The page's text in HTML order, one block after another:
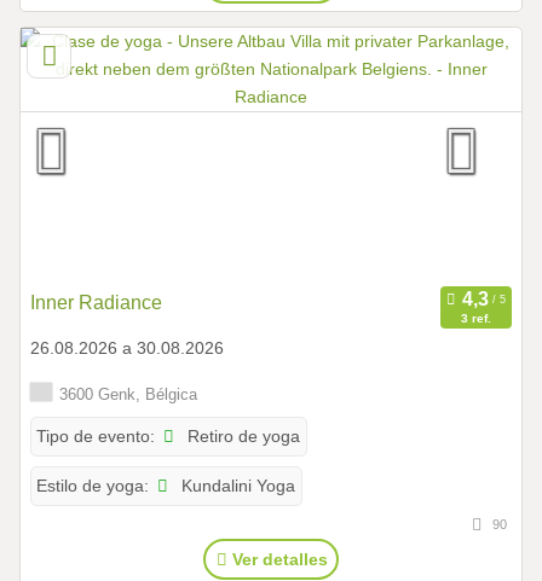
Inner Radiance
3 ref.
26.08.2026 a 30.08.2026
3600 Genk, Bélgica
Tipo de evento: Retiro de yoga
Estilo de yoga: Kundalini Yoga
90
Ver detalles